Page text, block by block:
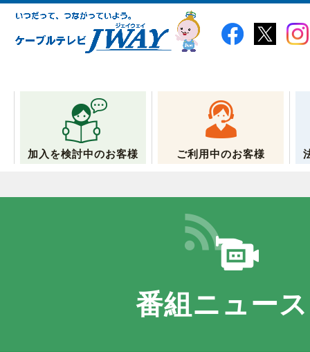
加入を検討中のお客様 ご利用中のお客様
番組ニュース